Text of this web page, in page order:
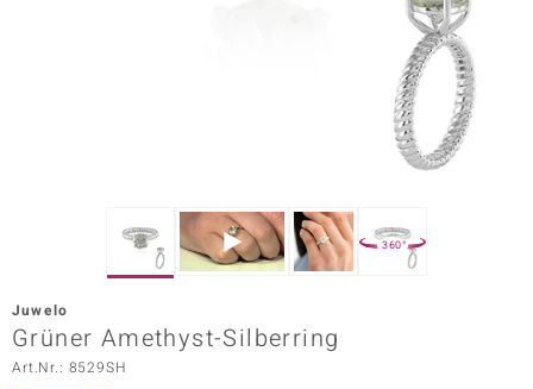
Vogue
360°
Juwelo
Grüner Amethyst-Silberring
Art.Nr.: 8529SH